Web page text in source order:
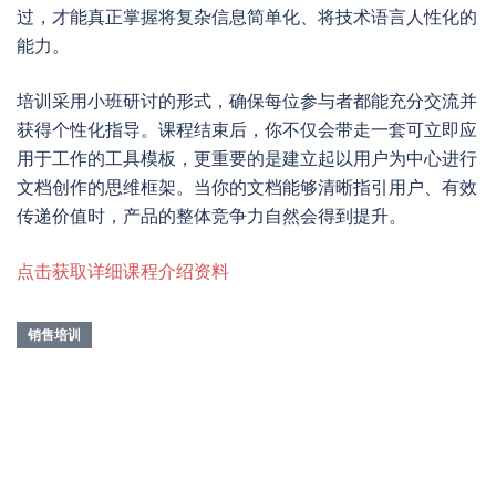
过，才能真正掌握将复杂信息简单化、将技术语言人性化的
能力。
培训采用小班研讨的形式，确保每位参与者都能充分交流并
获得个性化指导。课程结束后，你不仅会带走一套可立即应
用于工作的工具模板，更重要的是建立起以用户为中心进行
文档创作的思维框架。当你的文档能够清晰指引用户、有效
传递价值时，产品的整体竞争力自然会得到提升。
点击获取详细课程介绍资料
销售培训